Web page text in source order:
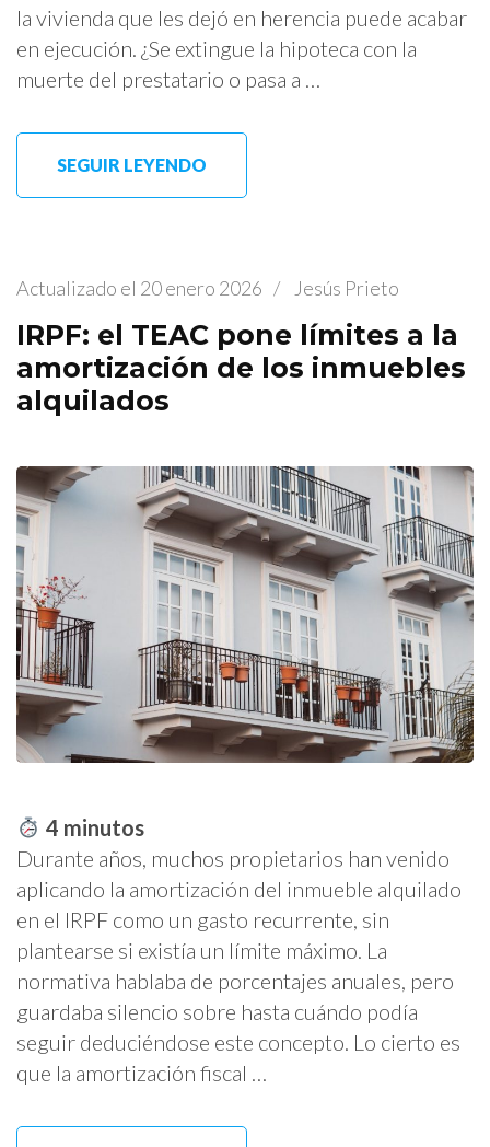
la vivienda que les dejó en herencia puede acabar
en ejecución. ¿Se extingue la hipoteca con la
muerte del prestatario o pasa a …
SEGUIR LEYENDO
Actualizado el 20 enero 2026 / Jesús Prieto
IRPF: el TEAC pone límites a la
amortización de los inmuebles
alquilados
4 minutos
Durante años, muchos propietarios han venido
aplicando la amortización del inmueble alquilado
en el IRPF como un gasto recurrente, sin
plantearse si existía un límite máximo. La
normativa hablaba de porcentajes anuales, pero
guardaba silencio sobre hasta cuándo podía
seguir deduciéndose este concepto. Lo cierto es
que la amortización fiscal …